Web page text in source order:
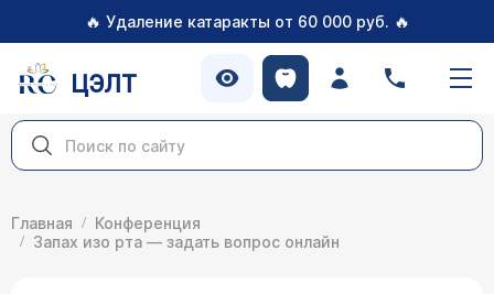
🔥 Удаление катаракты от 60 000 руб. 🔥
ЦЭЛТ
Главная
Конференция
Запах изо рта — задать вопрос онлайн